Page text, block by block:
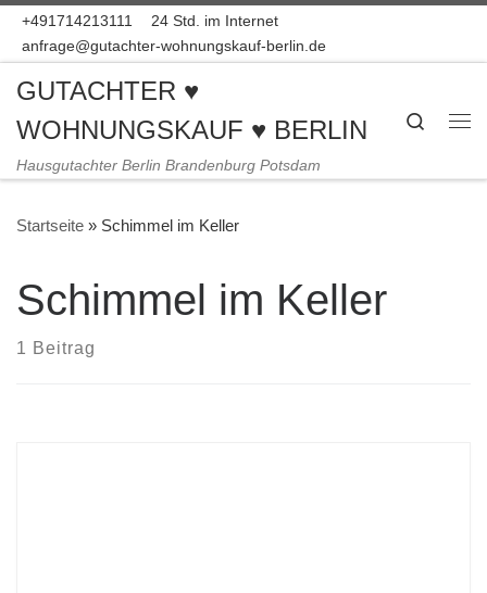
Zum Inhalt springen
+491714213111
24 Std. im Internet
anfrage@gutachter-wohnungskauf-berlin.de
GUTACHTER ♥
WOHNUNGSKAUF ♥ BERLIN
Hausgutachter Berlin Brandenburg Potsdam
Search
Startseite » Schimmel im Keller
Schimmel im Keller
1 Beitrag